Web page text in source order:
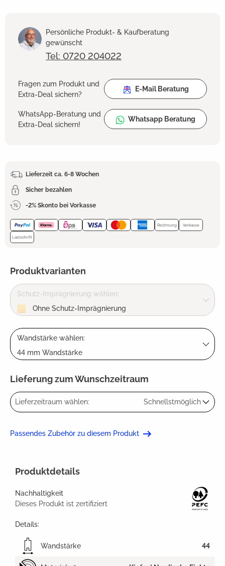
Persönliche Produkt- & Kaufberatung
gewünscht
Tel: 0720 204022
Fragen zum Produkt und
Extra-Deal sichern?
E-Mail Beratung
WhatsApp-Beratung und
Extra-Deal sichern!
Whatsapp Beratung
Lieferzeit ca. 6-8 Wochen
Sicher bezahlen
-2% Skonto bei Vorkasse
Rechnung Vorkasse
Lastschrift
Produktvarianten
Schutz-Imprägnierung wählen:
Ohne Schutz-Imprägnierung
Wandstärke wählen:
44 mm Wandstärke
Lieferung zum Wunschzeitraum
Lieferzeitraum wählen: Schnellstmöglich
Passendes Zubehör zu diesem Produkt
Produktdetails
Nachhaltigkeit
Dieses Produkt ist zertifiziert
Details:
Wandstärke 44